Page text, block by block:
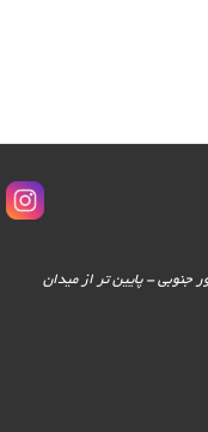
: ایران - تهران - خیابان 17 شهریور جنوبی - پایین تر از میدان